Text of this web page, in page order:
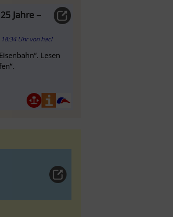
Jahre –
18:34 Uhr vonhacl
Lesen